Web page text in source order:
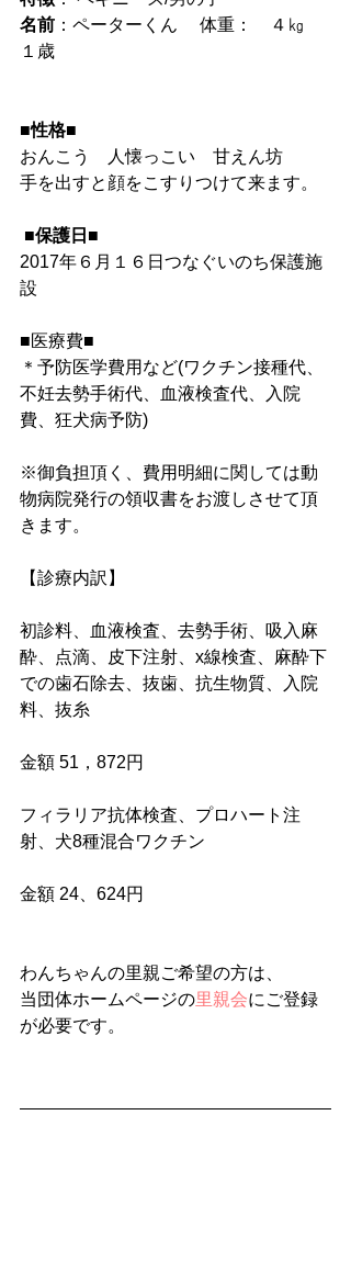
名前 ：ペーターくん　 体重：　４㎏
１歳
■性格■
おんこう　人懐っこい　甘えん坊
手を出すと顔をこすりつけて来ます。
■保護日■
2017年６月１６日つなぐいのち保護施
設
■医療費■
＊予防医学費用など(ワクチン接種代、
不妊去勢手術代、血液検査代、入院
費、狂犬病予防)
※御負担頂く、費用明細に関しては動
物病院発行の領収書をお渡しさせて頂
きます。
【診療内訳】
初診料、血液検査、去勢手術、吸入麻
酔、点滴、皮下注射、x線検査、麻酔下
での歯石除去、抜歯、抗生物質、入院
料、抜糸
金額 51，872円
フィラリア抗体検査、プロハート注
射、犬8種混合ワクチン
金額 24、624円
わんちゃんの里親ご希望の方は、
当団体ホームページの里親会にご登録
が必要です。